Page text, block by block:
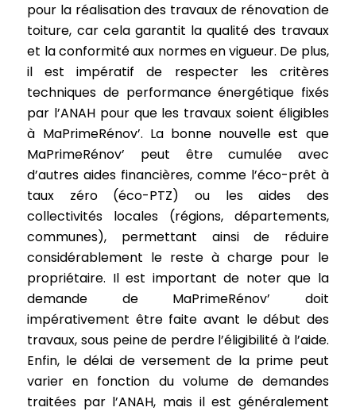
pour la réalisation des travaux de rénovation de
toiture, car cela garantit la qualité des travaux
et la conformité aux normes en vigueur. De plus,
il est impératif de respecter les critères
techniques de performance énergétique fixés
par l’ANAH pour que les travaux soient éligibles
à MaPrimeRénov’. La bonne nouvelle est que
MaPrimeRénov’ peut être cumulée avec
d’autres aides financières, comme l’éco-prêt à
taux zéro (éco-PTZ) ou les aides des
collectivités locales (régions, départements,
communes), permettant ainsi de réduire
considérablement le reste à charge pour le
propriétaire. Il est important de noter que la
demande de MaPrimeRénov’ doit
impérativement être faite avant le début des
travaux, sous peine de perdre l’éligibilité à l’aide.
Enfin, le délai de versement de la prime peut
varier en fonction du volume de demandes
traitées par l’ANAH, mais il est généralement